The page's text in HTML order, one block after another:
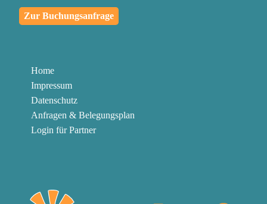
Menschen in deinem
Umfeld zu verwandeln
zu kommunizieren
Zur Buchungsanfrage
Home
Impressum
Datenschutz
Anfragen & Belegungsplan
Login für Partner